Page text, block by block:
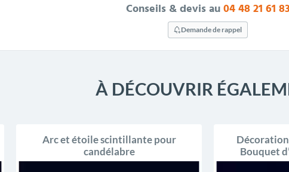
Conseils & devis au04 48 21 61 83
Demande de rappel
À DÉCOUVRIR
Arc et étoile scintillante pour
candélabre
Bouquet